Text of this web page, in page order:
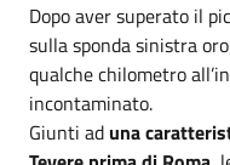
Dopo aver superato il
sulla sponda sinistra
qualche chilometro
incontaminato.
Giunti ad una